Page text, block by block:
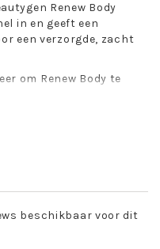
Renew Body
in en geeft een
een verzorgde, zacht
om Renew Body te
beschikbaar voor dit